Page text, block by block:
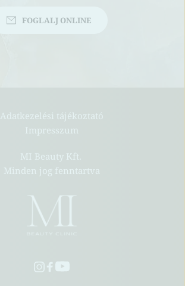
FOGLALJ ONLINE
Adatkezelési tájékoztató
Impresszum
MI Beauty Kft.
Minden jog fenntartva